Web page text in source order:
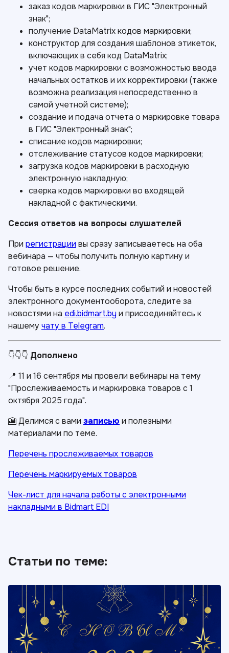
заказ кодов маркировки в ГИС "Электронный
знак";
получение DataMatrix кодов маркировки;
конструктор для создания шаблонов этикеток,
включающих в себя код DataMatrix;
учет кодов маркировки с возможностью ввода
начальных остатков и их корректировки (также
возможна реализация непосредственно в
самой учетной системе);
создание и подача отчета о маркировке товара
в ГИС "Электронный знак";
списание кодов маркировки;
отслеживание статусов кодов маркировки;
загрузка кодов маркировки в расходную
электронную накладную;
сверка кодов маркировки во входящей
накладной с фактическими.
Сессия ответов на вопросы слушателей
При регистрации вы сразу записываетесь на оба
вебинара — чтобы получить полную картину и
готовое решение.
Чтобы быть в курсе последних событий и новостей
электронного документооборота, следите за
новостями на edi.bidmart.by и присоединяйтесь к
нашему чату в Telegram.
👇👇👇 Дополнено
📍 11 и 16 сентября мы провели вебинары на тему
"Прослеживаемость и маркировка товаров с 1
октября 2025 года".
🎦 Делимся с вами записью и полезными
материалами по теме.
Перечень прослеживаемых товаров
Перечень маркируемых товаров
Чек-лист для начала работы с электронными
накладными в Bidmart EDI
Статьи по теме: